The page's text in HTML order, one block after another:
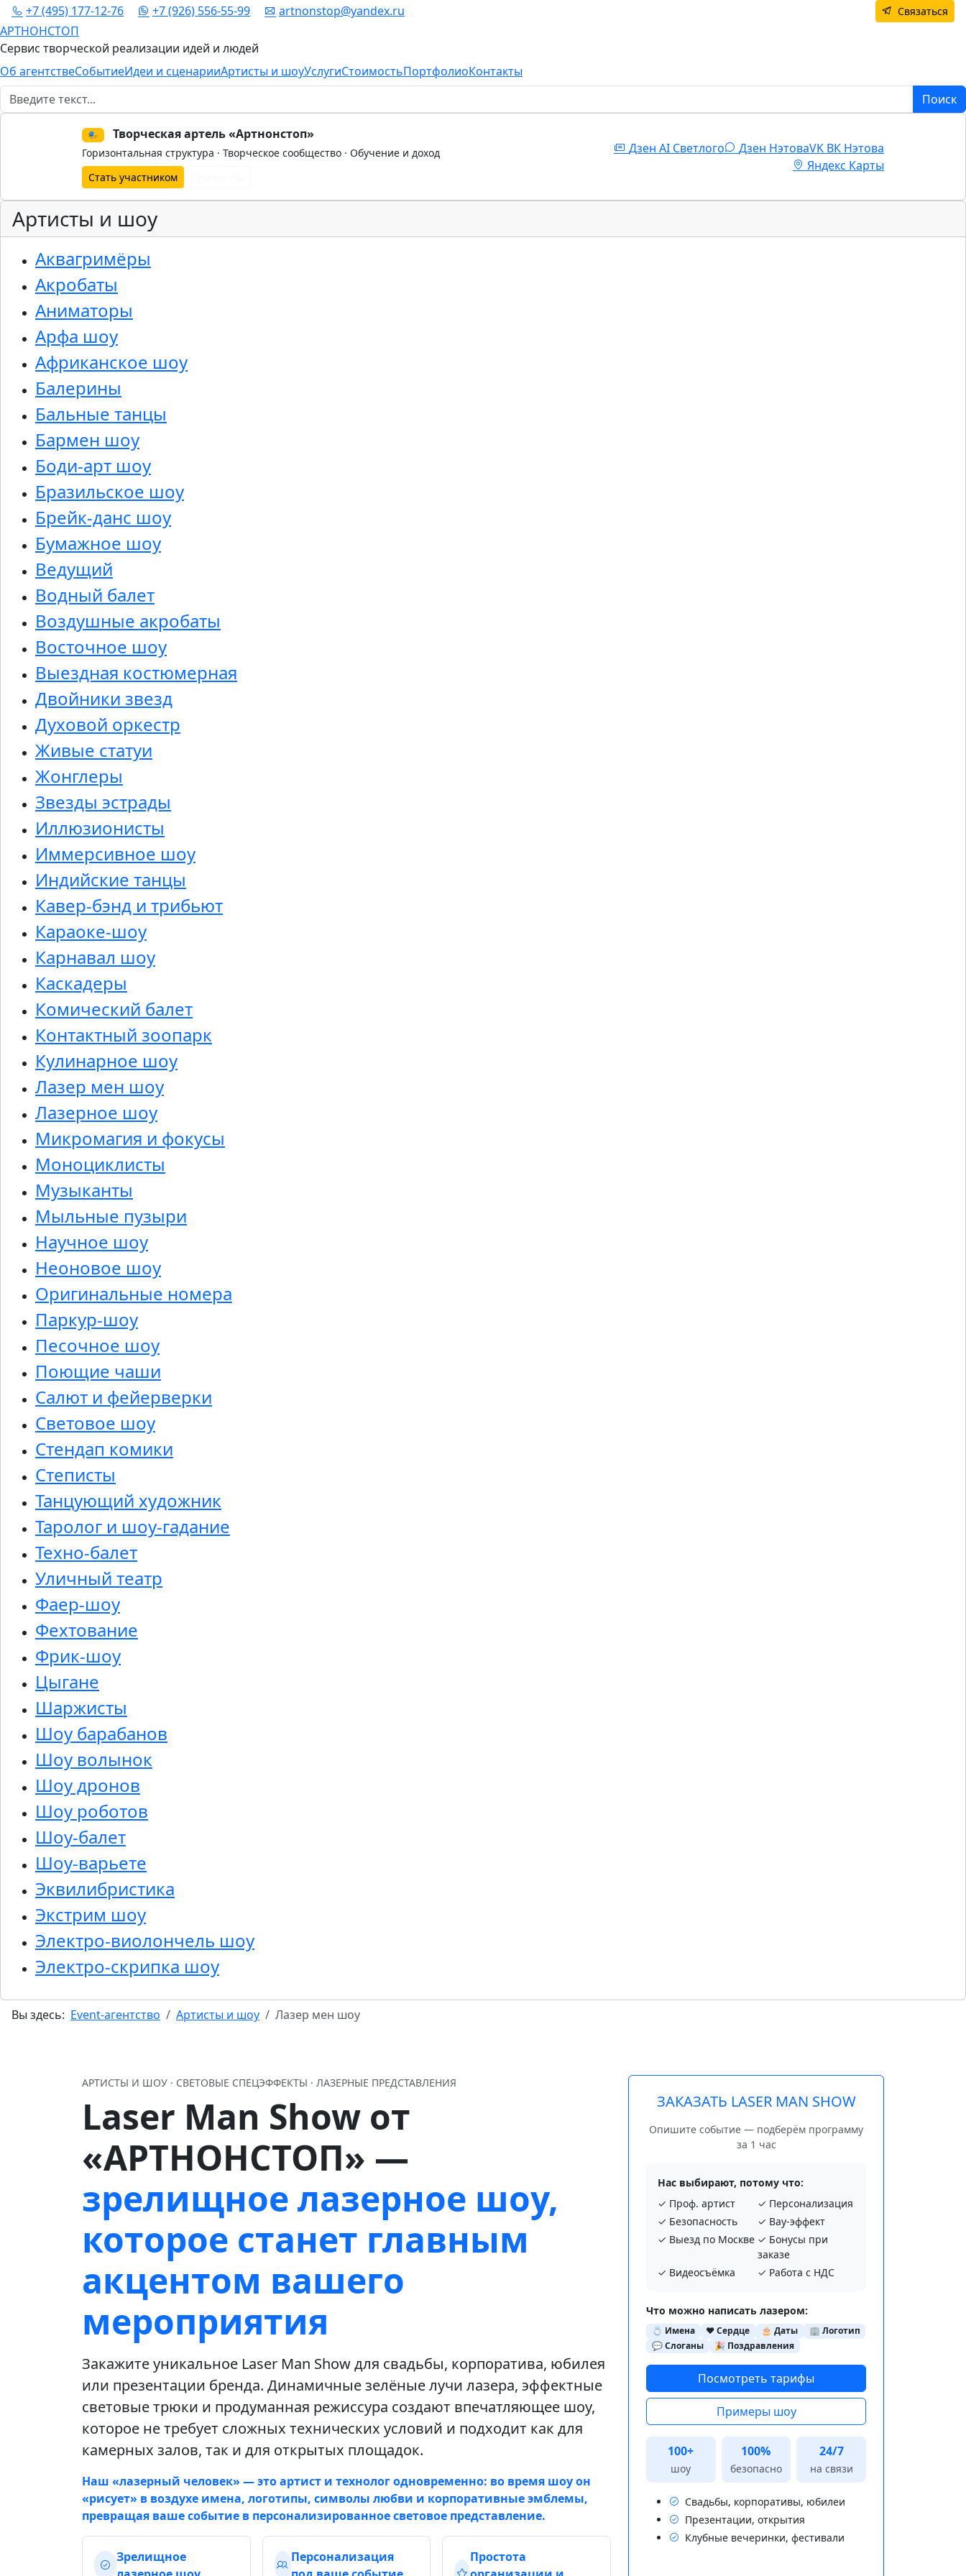
+7 (495) 177-12-76 +7 (926) 556-55-99 artnonstop@yandex.ru Связаться
АРТНОНСТОП
Сервис творческой реализации идей и людей
Об агентствеСобытиеИдеи и сценарииАртисты и шоуУслугиСтоимостьПортфолиоКонтакты
Поиск
Поиск
🎭 Творческая артель «Артнонстоп»
Горизонтальная структура · Творческое сообщество · Обучение и доход
Стать участником
Дзен AI Светлого Дзен НэтоваVK ВК Нэтова
Яндекс Карты
Артисты и шоу
Аквагримёры
Акробаты
Аниматоры
Арфа шоу
Африканское шоу
Балерины
Бальные танцы
Бармен шоу
Боди-арт шоу
Бразильское шоу
Брейк-данс шоу
Бумажное шоу
Ведущий
Водный балет
Воздушные акробаты
Восточное шоу
Выездная костюмерная
Двойники звезд
Духовой оркестр
Живые статуи
Жонглеры
Звезды эстрады
Иллюзионисты
Иммерсивное шоу
Индийские танцы
Кавер-бэнд и трибьют
Караоке-шоу
Карнавал шоу
Каскадеры
Комический балет
Контактный зоопарк
Кулинарное шоу
Лазер мен шоу
Лазерное шоу
Микромагия и фокусы
Моноциклисты
Музыканты
Мыльные пузыри
Научное шоу
Неоновое шоу
Оригинальные номера
Паркур-шоу
Песочное шоу
Поющие чаши
Салют и фейерверки
Световое шоу
Стендап комики
Степисты
Танцующий художник
Таролог и шоу-гадание
Техно-балет
Уличный театр
Фаер-шоу
Фехтование
Фрик-шоу
Цыгане
Шаржисты
Шоу барабанов
Шоу волынок
Шоу дронов
Шоу роботов
Шоу-балет
Шоу-варьете
Эквилибристика
Экстрим шоу
Электро-виолончель шоу
Электро-скрипка шоу
Вы здесь: Event-агентство Артисты и шоу Лазер мен шоу
АРТИСТЫ И ШОУ · СВЕТОВЫЕ СПЕЦЭФФЕКТЫ · ЛАЗЕРНЫЕ ПРЕДСТАВЛЕНИЯ
Laser Man Show от
«АРТНОНСТОП» —
зрелищное лазерное шоу,
которое станет главным
акцентом вашего
мероприятия
Закажите уникальное Laser Man Show для свадьбы, корпоратива, юбилея
или презентации бренда. Динамичные зелёные лучи лазера, эффектные
световые трюки и продуманная режиссура создают впечатляющее шоу,
которое не требует сложных технических условий и подходит как для
камерных залов, так и для открытых площадок.
Наш «лазерный человек» — это артист и технолог одновременно: во время шоу он
«рисует» в воздухе имена, логотипы, символы любви и корпоративные эмблемы,
превращая ваше событие в персонализированное световое представление.
Зрелищное
Персонализация
Простота
ЗАКАЗАТЬ LASER MAN SHOW
Опишите событие — подберём программу
за 1 час
Нас выбирают, потому что:
✓ Проф. артист
✓ Персонализация
✓ Безопасность
✓ Вау-эффект
✓ Выезд по Москве ✓ Бонусы при
заказе
✓ Видеосъёмка
✓ Работа с НДС
Что можно написать лазером:
💍 Имена ❤️ Сердце 🎂 Даты
🏢 Логотип
💬 Слоганы
🎉 Поздравления
Посмотреть тарифы
Примеры шоу
100+
шоу
100%
безопасно
24/7
на связи
Свадьбы, корпоративы, юбилеи
Презентации, открытия
Клубные вечеринки, фестивали